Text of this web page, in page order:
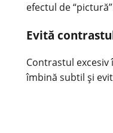
efectul de
Evită
Contrastul
îmbină subtil și